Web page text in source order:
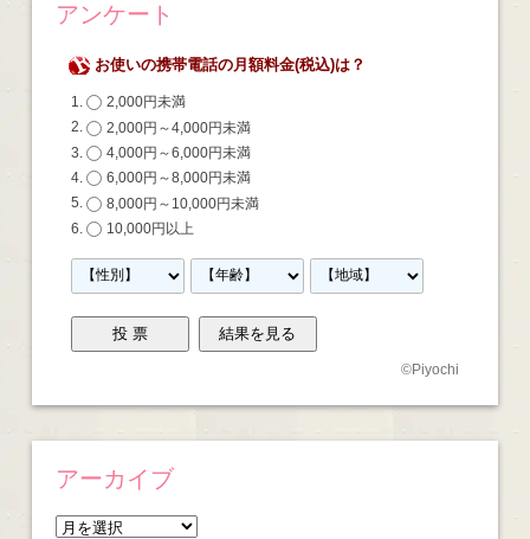
アンケート
お使いの携帯電話の月額料金(税込)は？
2,000円未満
2,000円～4,000円未満
4,000円～6,000円未満
6,000円～8,000円未満
8,000円～10,000円未満
10,000円以上
©Piyochi
アーカイブ
ア